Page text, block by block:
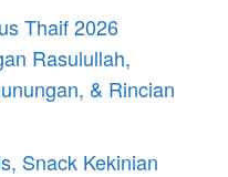
Thaif 2026
Rasulullah,
& Rincian
Snack Kekinian